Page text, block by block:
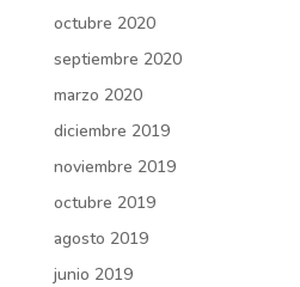
octubre 2020
septiembre 2020
marzo 2020
diciembre 2019
noviembre 2019
octubre 2019
agosto 2019
junio 2019